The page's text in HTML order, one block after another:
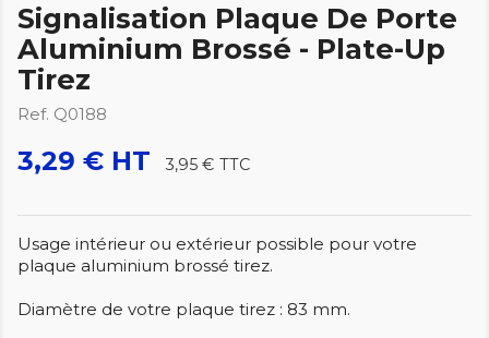
Signalisation Plaque De Porte
Aluminium Brossé - Plate-Up
Tirez
Ref. Q0188
3,29 € HT 3,95 € TTC
Usage intérieur ou extérieur possible pour votre
plaque aluminium brossé tirez.
Diamètre de votre plaque tirez : 83 mm.